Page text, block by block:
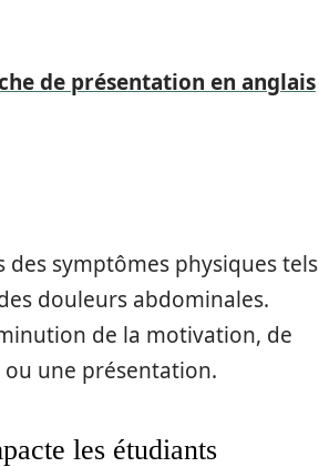
de présentation en anglais
des symptômes physiques tels
douleurs abdominales.
de la motivation, de
une présentation.
les étudiants